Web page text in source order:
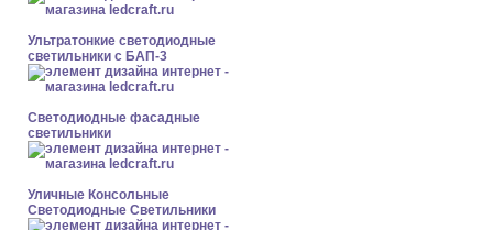
Ультратонкие светодиодные
светильники с БАП-3
Светодиодные фасадные
светильники
Уличные Консольные
Светодиодные Светильники